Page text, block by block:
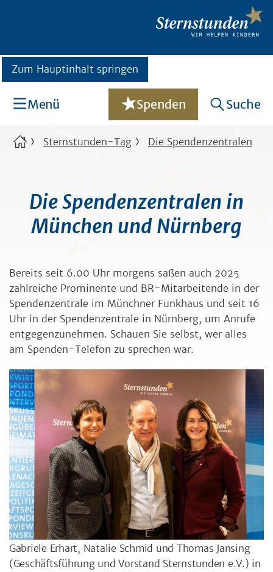
Zum Hauptinhalt springen
Menü Spenden Suche
Sternstunden-Tag Die Spendenzentralen
Die Spendenzentralen in
München und Nürnberg
Bereits seit 6.00 Uhr morgens saßen auch 2025
zahlreiche Prominente und BR-Mitarbeitende in der
Spendenzentrale im Münchner Funkhaus und seit 16
Uhr in der Spendenzentrale in Nürnberg, um Anrufe
entgegenzunehmen. Schauen Sie selbst, wer alles
am Spenden-Telefon zu sprechen war.
Gabriele Erhart, Natalie Schmid und Thomas Jansing
(Geschäftsführung und Vorstand Sternstunden e.V.) in